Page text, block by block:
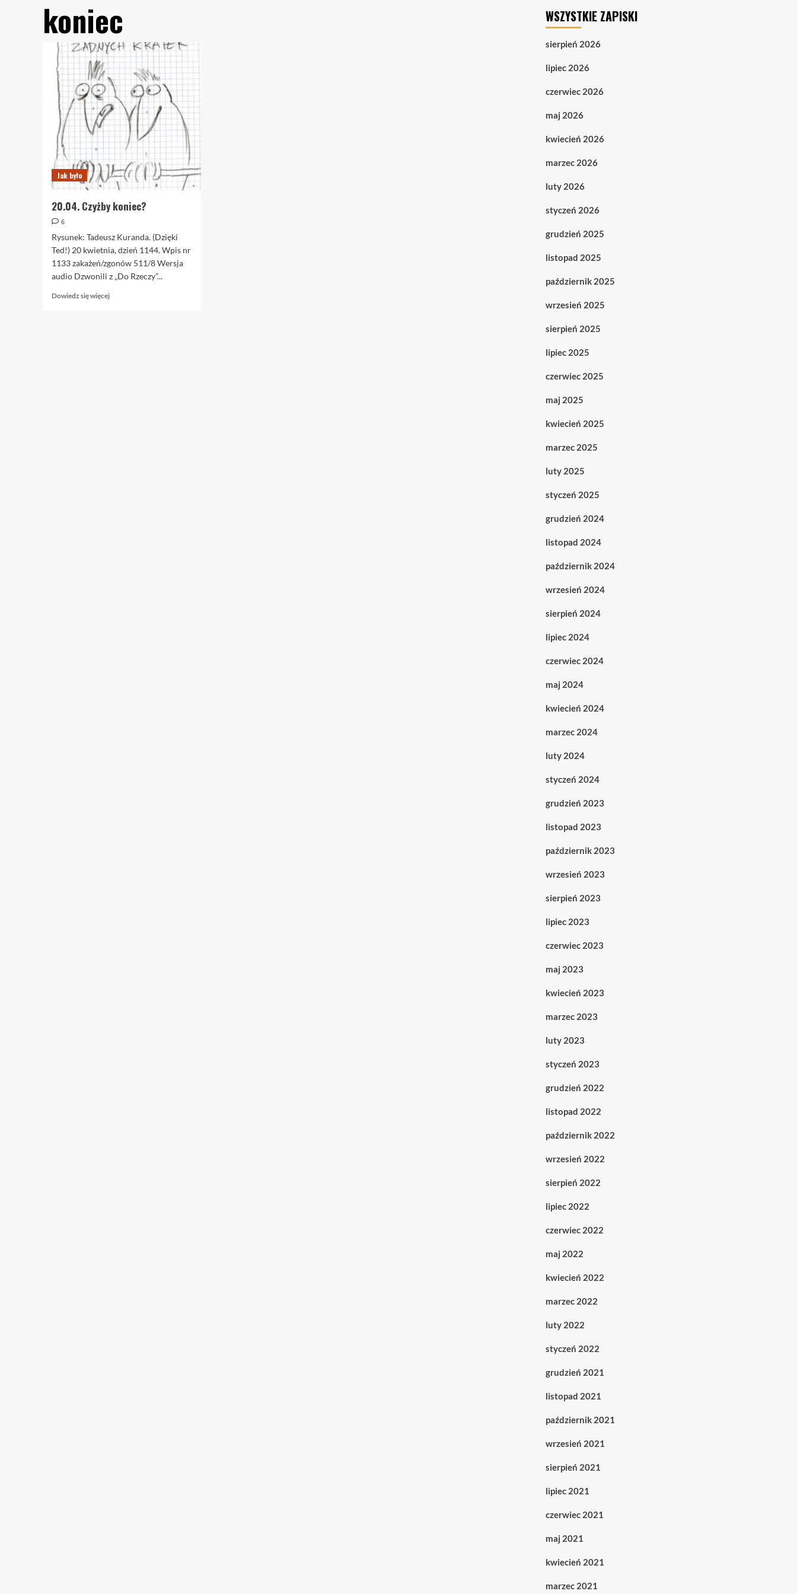
koniec
Jak było
20.04. Czyżby koniec?
6
Rysunek: Tadeusz Kuranda. (Dzięki
Ted!) 20 kwietnia, dzień 1144. Wpis nr
1133 zakażeń/zgonów 511/8 Wersja
audio Dzwonili z „Do Rzeczy”...
Dowiedz się więcejDowiedz
WSZYSTKIE ZAPISKI
sierpień 2026
lipiec 2026
czerwiec 2026
maj 2026
kwiecień 2026
marzec 2026
luty 2026
styczeń 2026
grudzień 2025
listopad 2025
październik 2025
wrzesień 2025
sierpień 2025
lipiec 2025
czerwiec 2025
maj 2025
kwiecień 2025
marzec 2025
luty 2025
styczeń 2025
grudzień 2024
listopad 2024
październik 2024
wrzesień 2024
sierpień 2024
lipiec 2024
czerwiec 2024
maj 2024
kwiecień 2024
marzec 2024
luty 2024
styczeń 2024
grudzień 2023
listopad 2023
październik 2023
wrzesień 2023
sierpień 2023
lipiec 2023
czerwiec 2023
maj 2023
kwiecień 2023
marzec 2023
luty 2023
styczeń 2023
grudzień 2022
listopad 2022
październik 2022
wrzesień 2022
sierpień 2022
lipiec 2022
czerwiec 2022
maj 2022
kwiecień 2022
marzec 2022
luty 2022
styczeń 2022
grudzień 2021
listopad 2021
październik 2021
wrzesień 2021
sierpień 2021
lipiec 2021
czerwiec 2021
maj 2021
kwiecień 2021
marzec 2021